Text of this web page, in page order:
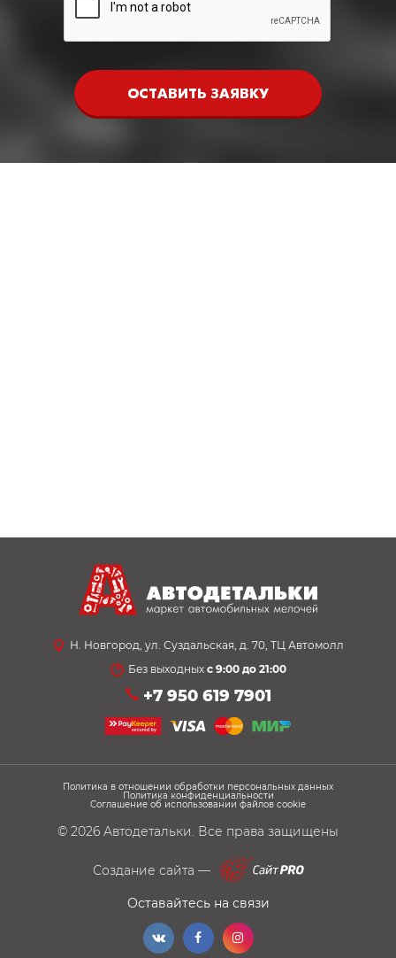
ОСТАВИТЬ ЗАЯВКУ
Н. Новгород, ул. Суздальская, д. 70, ТЦ Автомолл
Без выходных с 9:00 до 21:00
+7 950 619 7901
Политика в отношении обработки персональных данных
Политика конфиденциальности
Соглашение об использовании файлов cookie
© 2026 Автодетальки. Все права защищены
Оставайтесь на связи
Создание сайта —